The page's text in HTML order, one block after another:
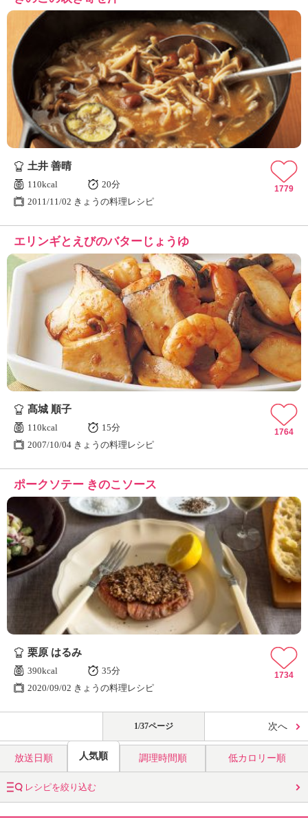
土井 善晴
110kcal
20分
2011/11/02 きょうの料理レシピ
1779
エリンギとえびのバターじょうゆ
髙城 順子
110kcal
15分
2007/10/04 きょうの料理レシピ
1764
ポークソテー きのこソース
栗原 はるみ
390kcal
35分
2020/09/02 きょうの料理レシピ
1734
1/37ページ 次へ
放送日順 人気順 調理時間順 低カロリー順
レシピを絞り込む